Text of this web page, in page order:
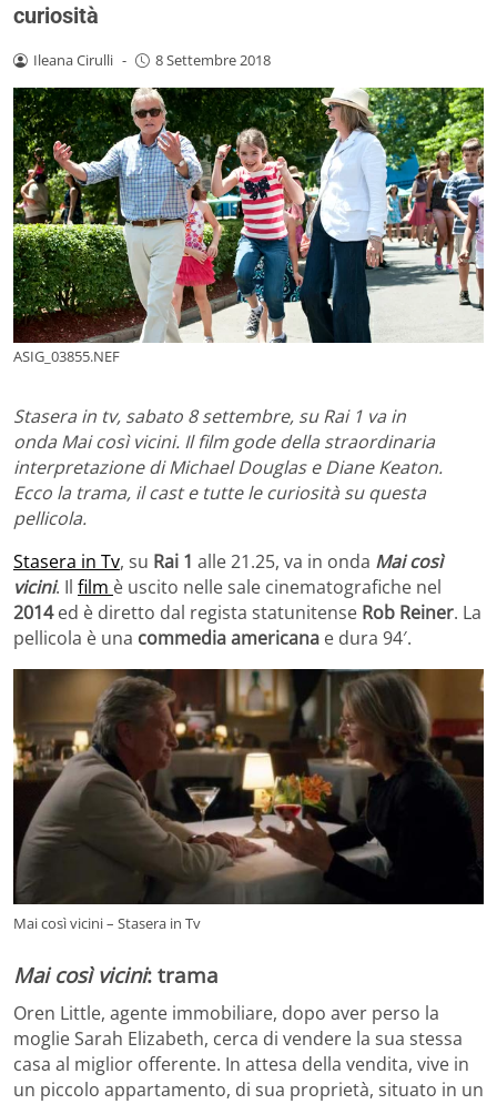
curiosità
Ileana Cirulli - 8 Settembre 2018
ASIG_03855.NEF
Stasera in tv, sabato 8 settembre, su Rai 1 va in
onda Mai così vicini. Il film gode della straordinaria
interpretazione di Michael Douglas e Diane Keaton.
Ecco la trama, il cast e tutte le curiosità su questa
pellicola.
Stasera in Tv, su Rai 1 alle 21.25, va in onda Mai così
vicini. Il film è uscito nelle sale cinematografiche nel
2014ed è diretto dal regista statunitense Rob Reiner. La
pellicola è una commedia americana e dura 94′.
Mai così vicini – Stasera in Tv
Mai così vicini: trama
Oren Little, agente immobiliare, dopo aver perso la
moglie Sarah Elizabeth, cerca di vendere la sua stessa
casa al miglior offerente. In attesa della vendita, vive in
un piccolo appartamento, di sua proprietà, situato in un